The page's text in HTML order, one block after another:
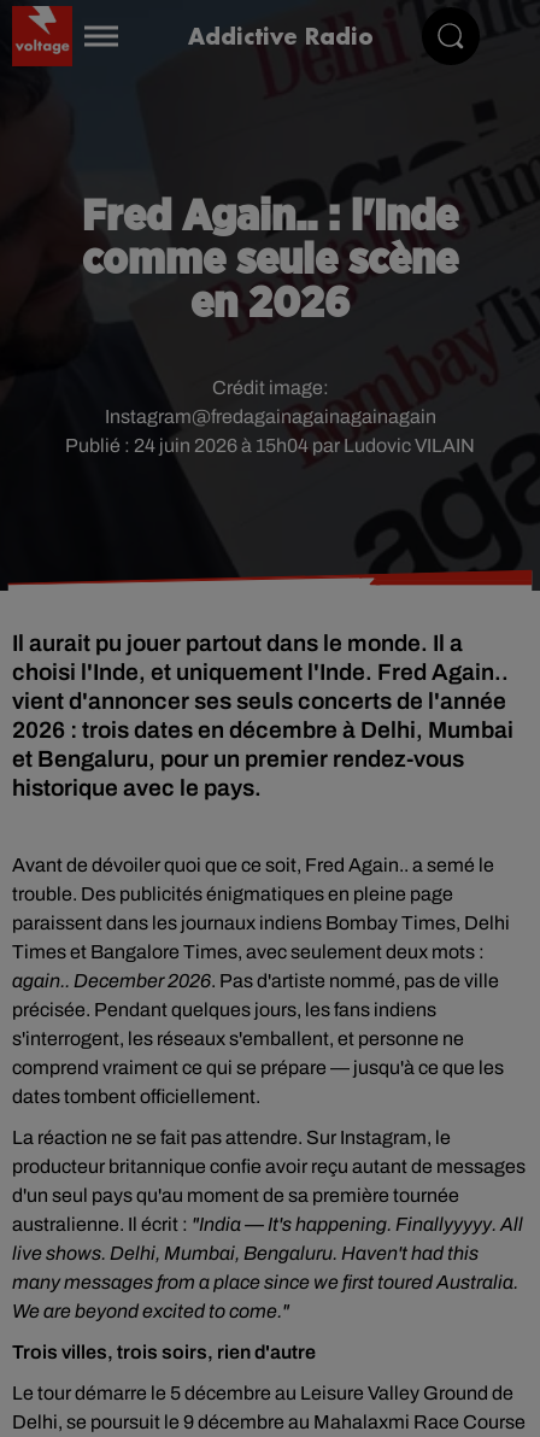
Addictive Radio
Fred Again.. : l'Inde
comme seule scène
en 2026
Publié : 24 juin 2026 à 15h04 par Ludovic VILAIN
Crédit image:
Instagram@fredagainagainagainagain
Il aurait pu jouer partout dans le monde. Il a
choisi l'Inde, et uniquement l'Inde. Fred Again..
vient d'annoncer ses seuls concerts de l'année
2026 : trois dates en décembre à Delhi, Mumbai
et Bengaluru, pour un premier rendez-vous
historique avec le pays.
Avant de dévoiler quoi que ce soit, Fred Again.. a semé le
trouble. Des publicités énigmatiques en pleine page
paraissent dans les journaux indiens Bombay Times, Delhi
Times et Bangalore Times, avec seulement deux mots :
again.. December 2026. Pas d'artiste nommé, pas de ville
précisée. Pendant quelques jours, les fans indiens
s'interrogent, les réseaux s'emballent, et personne ne
comprend vraiment ce qui se prépare — jusqu'à ce que les
dates tombent officiellement.
La réaction ne se fait pas attendre. Sur Instagram, le
producteur britannique confie avoir reçu autant de messages
d'un seul pays qu'au moment de sa première tournée
australienne. Il écrit : "India — It's happening. Finallyyyyy. All
live shows. Delhi, Mumbai, Bengaluru. Haven't had this
many messages from a place since we first toured Australia.
We are beyond excited to come."
Trois villes, trois soirs, rien d'autre
Le tour démarre le 5 décembre au Leisure Valley Ground de
Delhi, se poursuit le 9 décembre au Mahalaxmi Race Course